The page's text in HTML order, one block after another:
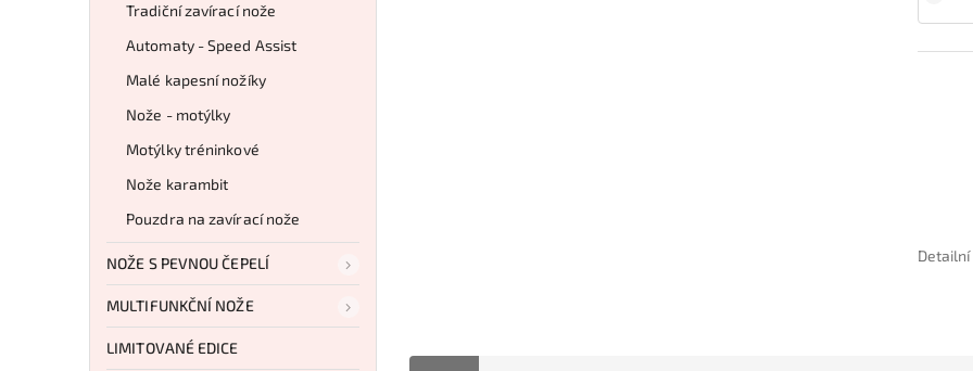
Tradiční zavírací nože
Automaty - Speed Assist
Malé kapesní nožíky
Nože - motýlky
Motýlky tréninkové
Nože karambit
Pouzdra na zavírací nože
NOŽE S PEVNOU ČEPELÍ
MULTIFUNKČNÍ NOŽE
LIMITOVANÉ EDICE